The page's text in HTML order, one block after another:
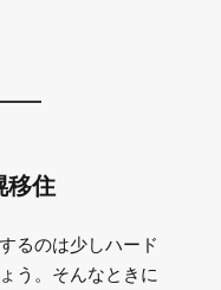
移住
るのは少しハード
う。そんなときに